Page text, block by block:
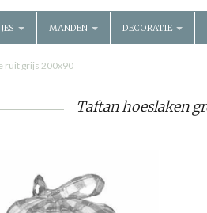
MANDEN DECORATIE
ruit grijs 200x90
Taftan hoeslaken